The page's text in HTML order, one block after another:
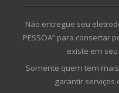
Não entregue seu
PESSOA” para consertar
existe em
Somente quem tem
garantir serviços